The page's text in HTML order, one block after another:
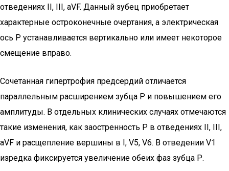
отведениях II, III, aVF. Данный зубец приобретает
характерные остроконечные очертания, а электрическая
ось Р устанавливается вертикально или имеет некоторое
смещение вправо.
Сочетанная гипертрофия предсердий отличается
параллельным расширением зубца Р и повышением его
амплитуды. В отдельных клинических случаях отмечаются
такие изменения, как заостренность Р в отведениях II, III,
aVF и расщепление вершины в I, V5, V6. В отведении V1
изредка фиксируется увеличение обеих фаз зубца Р.